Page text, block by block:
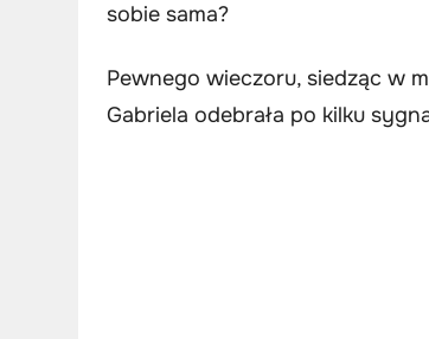
sobie sama?
Pewnego wieczoru, siedząc w
Gabriela odebrała po kilku